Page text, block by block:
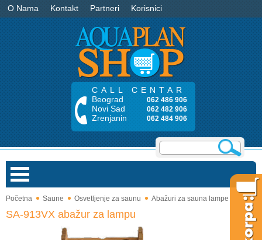
O Nama Kontakt Partneri Korisnici
CALL CENTAR
Beograd
062 486 906
Novi Sad 062 482 906
Zrenjanin 062 484 906
Bazeni
Početna Saune Osvetljenje za saunu Abažuri za sauna lampe
SA-913VX abažur za lampu